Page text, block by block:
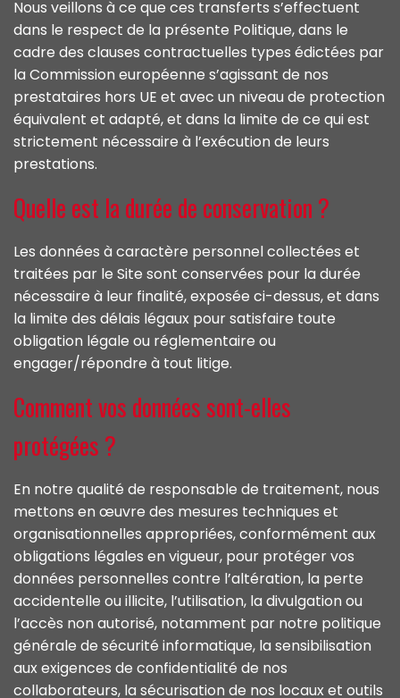
Nous veillons à ce que ces transferts s’effectuent
dans le respect de la présente Politique, dans le
cadre des clauses contractuelles types édictées par
la Commission européenne s’agissant de nos
prestataires hors UE et avec un niveau de protection
équivalent et adapté, et dans la limite de ce qui est
strictement nécessaire à l’exécution de leurs
prestations.
Quelle est la durée de conservation ?
Les données à caractère personnel collectées et
traitées par le Site sont conservées pour la durée
nécessaire à leur finalité, exposée ci-dessus, et dans
la limite des délais légaux pour satisfaire toute
obligation légale ou réglementaire ou
engager/répondre à tout litige.
Comment vos données sont-elles
protégées ?
En notre qualité de responsable de traitement, nous
mettons en œuvre des mesures techniques et
organisationnelles appropriées, conformément aux
obligations légales en vigueur, pour protéger vos
données personnelles contre l’altération, la perte
accidentelle ou illicite, l’utilisation, la divulgation ou
l’accès non autorisé, notamment par notre politique
générale de sécurité informatique, la sensibilisation
aux exigences de confidentialité de nos
collaborateurs, la sécurisation de nos locaux et outils